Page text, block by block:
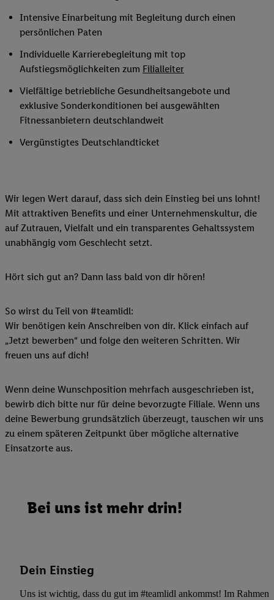
Intensive Einarbeitung mit Begleitung durch einen
persönlichen Paten
Individuelle Karrierebegleitung mit top
Aufstiegsmöglichkeiten zum Filialleiter
Vielfältige betriebliche Gesundheitsangebote und
exklusive Sonderkonditionen bei ausgewählten
Fitnessanbietern deutschlandweit
Vergünstigtes Deutschlandticket
Wir legen Wert darauf, dass sich dein Einstieg bei uns lohnt!
Mit attraktiven Benefits und einer Unternehmenskultur, die
auf Zutrauen, Vielfalt und ein transparentes Gehaltssystem
unabhängig vom Geschlecht setzt.
Hört sich gut an? Dann lass bald von dir hören!
So wirst du Teil von #teamlidl:
Wir benötigen kein Anschreiben von dir. Klick einfach auf
„Jetzt bewerben“ und folge den weiteren Schritten. Wir
freuen uns auf dich!
Wenn deine Wunschposition mehrfach ausgeschrieben ist,
bewirb dich bitte nur für deine bevorzugte Filiale. Wenn uns
deine Bewerbung grundsätzlich überzeugt, tauschen wir uns
zu einem späteren Zeitpunkt über mögliche alternative
Einsatzorte aus.
Bei uns ist mehr drin!
Dein Einstieg
Uns ist wichtig, dass du gut im #teamlidl ankommst! Im Rahmen